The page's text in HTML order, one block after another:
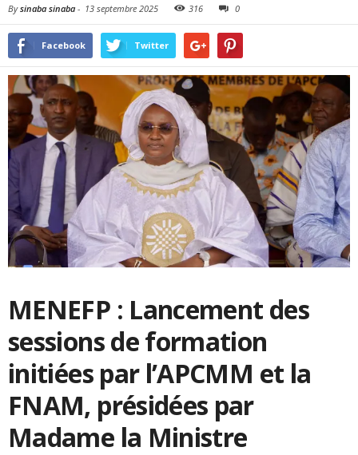
Bysinaba sinaba - 13 septembre 2025 316 0
Facebook Twitter
MENEFP : Lancement des
sessions de formation
initiées par l’APCMM et la
FNAM, présidées par
Madame la Ministre